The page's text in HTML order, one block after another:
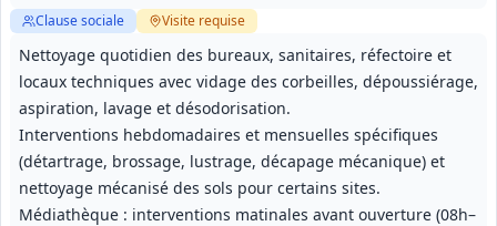
Nettoyage quotidien des bureaux, sanitaires, réfectoire et
locaux techniques avec vidage des corbeilles, dépoussiérage,
aspiration, lavage et désodorisation.
Interventions hebdomadaires et mensuelles spécifiques
(détartrage, brossage, lustrage, décapage mécanique) et
nettoyage mécanisé des sols pour certains sites.
Médiathèque : interventions matinales avant ouverture (08h–
Clause sociale Visite requise